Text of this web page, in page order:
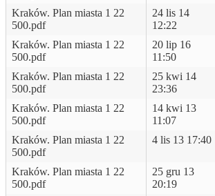
Kraków. Plan miasta 1 22
500.pdf
24 lis 14
12:22
Kraków. Plan miasta 1 22
500.pdf
20 lip 16
11:50
Kraków. Plan miasta 1 22
500.pdf
25 kwi 14
23:36
Kraków. Plan miasta 1 22
500.pdf
14 kwi 13
11:07
Kraków. Plan miasta 1 22
500.pdf
4 lis 13 17:40
Kraków. Plan miasta 1 22
500.pdf
25 gru 13
20:19